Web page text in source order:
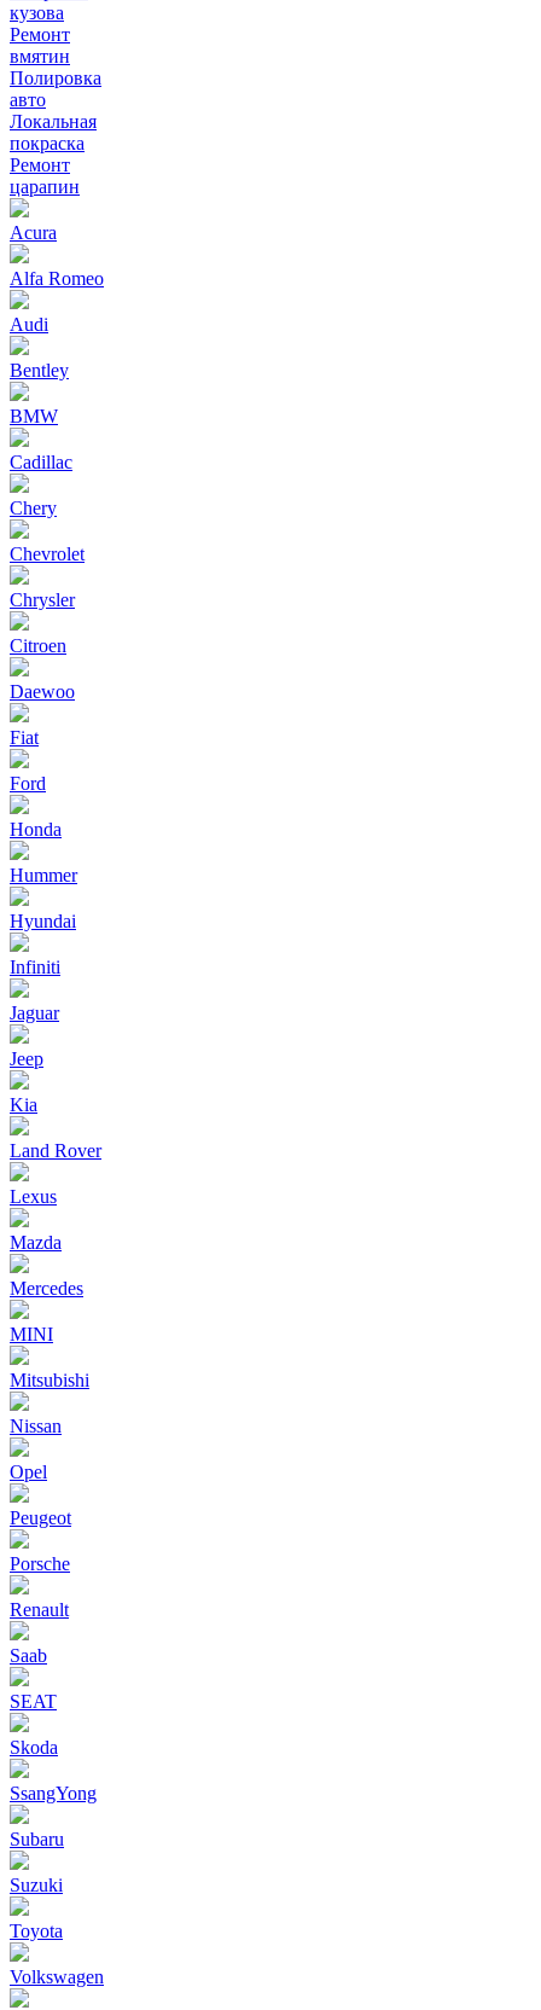
кузова
Ремонт
вмятин
Полировка
авто
Локальная
покраска
Ремонт
царапин
Acura
Alfa Romeo
Audi
Bentley
BMW
Cadillac
Chery
Chevrolet
Chrysler
Citroen
Daewoo
Fiat
Ford
Honda
Hummer
Hyundai
Infiniti
Jaguar
Jeep
Kia
Land Rover
Lexus
Mazda
Mercedes
MINI
Mitsubishi
Nissan
Opel
Peugeot
Porsche
Renault
Saab
SEAT
Skoda
SsangYong
Subaru
Suzuki
Toyota
Volkswagen